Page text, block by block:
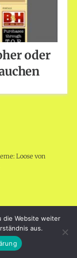
oder
Loose von
die Website weiter
aus.